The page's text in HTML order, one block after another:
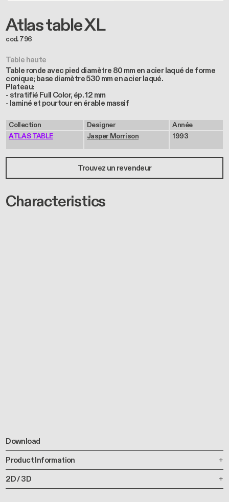
Atlas table XL
cod. 796
Table haute
Table ronde avec pied diamètre 80 mm en acier laqué de forme
conique; base diamètre 530 mm en acier laqué.
Plateau:
- stratifié Full Color, ép. 12 mm
- laminé et pourtour en érable massif
Collection
ATLAS TABLE
Designer
Jasper Morrison
Année
1993
Trouvez un revendeur
Characteristics
Download
Product Information
2D / 3D